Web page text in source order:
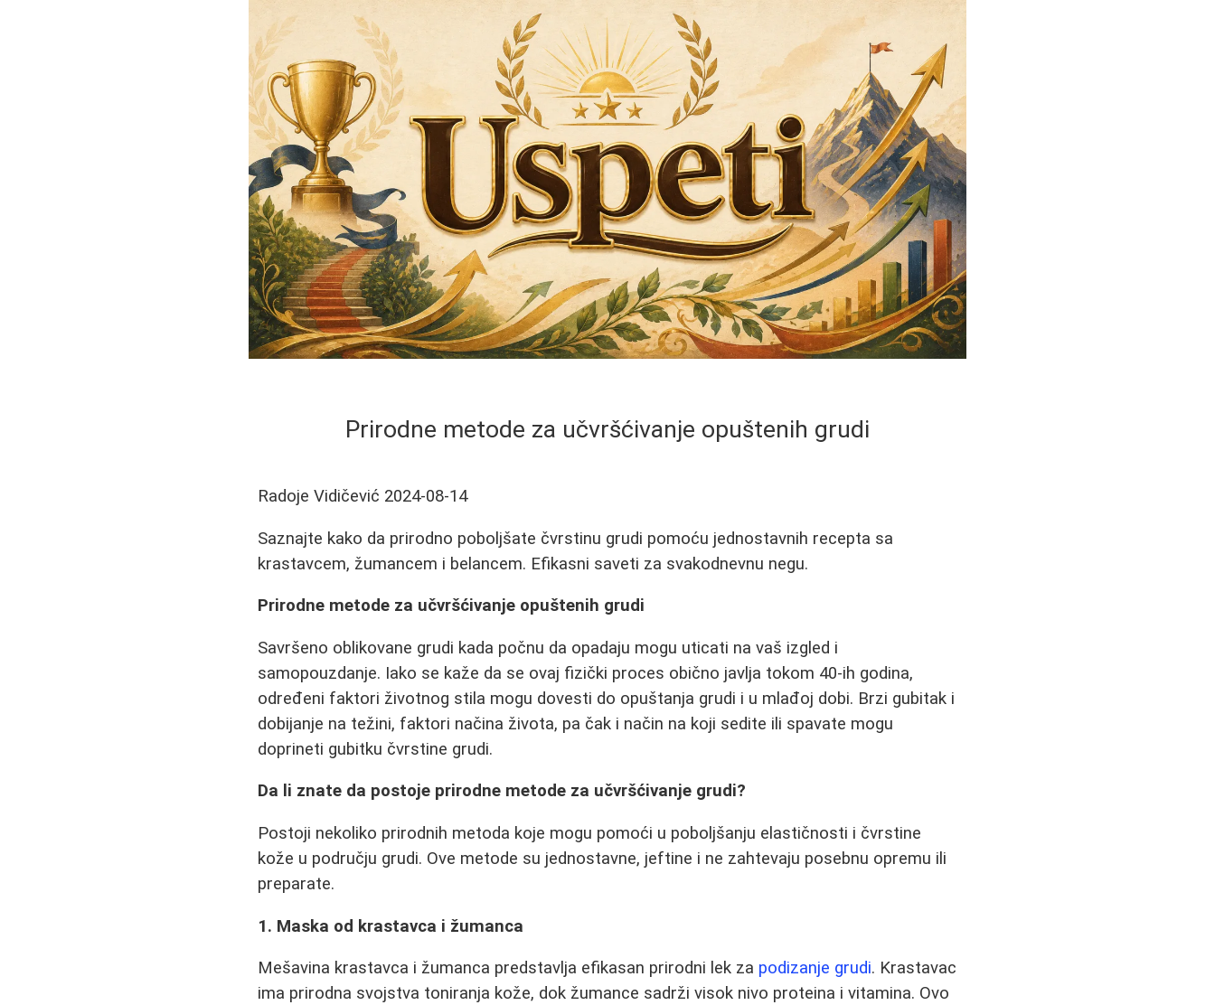
Prirodne metode za učvršćivanje opuštenih grudi
Radoje Vidičević 2024-08-14
Saznajte kako da prirodno poboljšate čvrstinu grudi pomoću jednostavnih recepta sa
krastavcem, žumancem i belancem. Efikasni saveti za svakodnevnu negu.
Prirodne metode za učvršćivanje opuštenih grudi
Savršeno oblikovane grudi kada počnu da opadaju mogu uticati na vaš izgled i
samopouzdanje. Iako se kaže da se ovaj fizički proces obično javlja tokom 40-ih godina,
određeni faktori životnog stila mogu dovesti do opuštanja grudi i u mlađoj dobi. Brzi gubitak i
dobijanje na težini, faktori načina života, pa čak i način na koji sedite ili spavate mogu
doprineti gubitku čvrstine grudi.
Da li znate da postoje prirodne metode za učvršćivanje grudi?
Postoji nekoliko prirodnih metoda koje mogu pomoći u poboljšanju elastičnosti i čvrstine
kože u području grudi. Ove metode su jednostavne, jeftine i ne zahtevaju posebnu opremu ili
preparate.
1. Maska od krastavca i žumanca
Mešavina krastavca i žumanca predstavlja efikasan prirodni lek za podizanje grudi. Krastavac
ima prirodna svojstva toniranja kože, dok žumance sadrži visok nivo proteina i vitamina. Ovo